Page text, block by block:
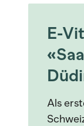
E-
Als